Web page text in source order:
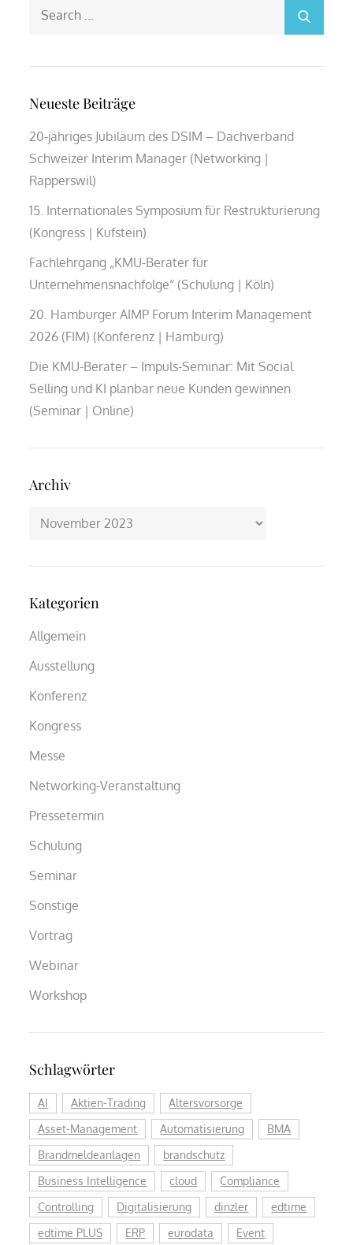
Neueste Beiträge
20-jähriges Jubiläum des DSIM – Dachverband
Schweizer Interim Manager (Networking |
Rapperswil)
15. Internationales Symposium für Restrukturierung
(Kongress | Kufstein)
Fachlehrgang „KMU-Berater für
Unternehmensnachfolge“ (Schulung | Köln)
20. Hamburger AIMP Forum Interim Management
2026 (FIM) (Konferenz | Hamburg)
Die KMU-Berater – Impuls-Seminar: Mit Social
Selling und KI planbar neue Kunden gewinnen
(Seminar | Online)
Archiv
Archiv
Kategorien
Allgemein
Ausstellung
Konferenz
Kongress
Messe
Networking-Veranstaltung
Pressetermin
Schulung
Seminar
Sonstige
Vortrag
Webinar
Workshop
Schlagwörter
AI Aktien-Trading
Altersvorsorge
Asset-Management
Automatisierung
BMA
Brandmeldeanlagen
brandschutz
Business Intelligence
cloud
Compliance
Controlling
Digitalisierung dinzler
edtime
edtime PLUS
ERP eurodata
Event